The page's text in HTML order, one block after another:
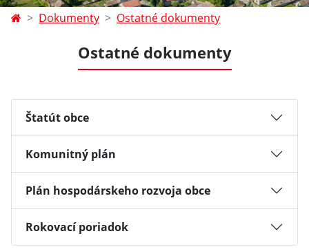
Dokumenty Ostatné dokumenty
Ostatné dokumenty
Štatút obce
Komunitný plán
Plán hospodárskeho rozvoja obce
Rokovací poriadok